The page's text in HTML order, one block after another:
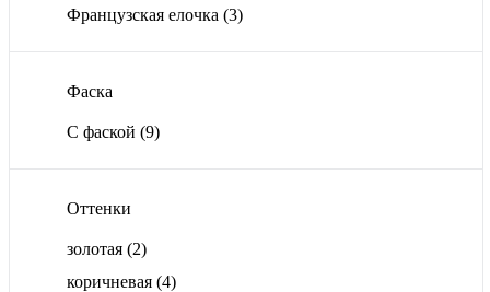
Французская елочка (3)
Фаска
С фаской (9)
Оттенки
золотая (2)
коричневая (4)